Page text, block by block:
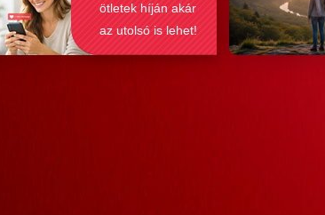
ötletek híján akár
az utolsó is lehet!